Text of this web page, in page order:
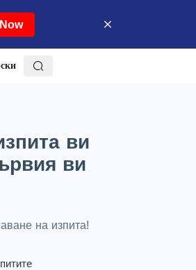
ви
ви
на изпита!